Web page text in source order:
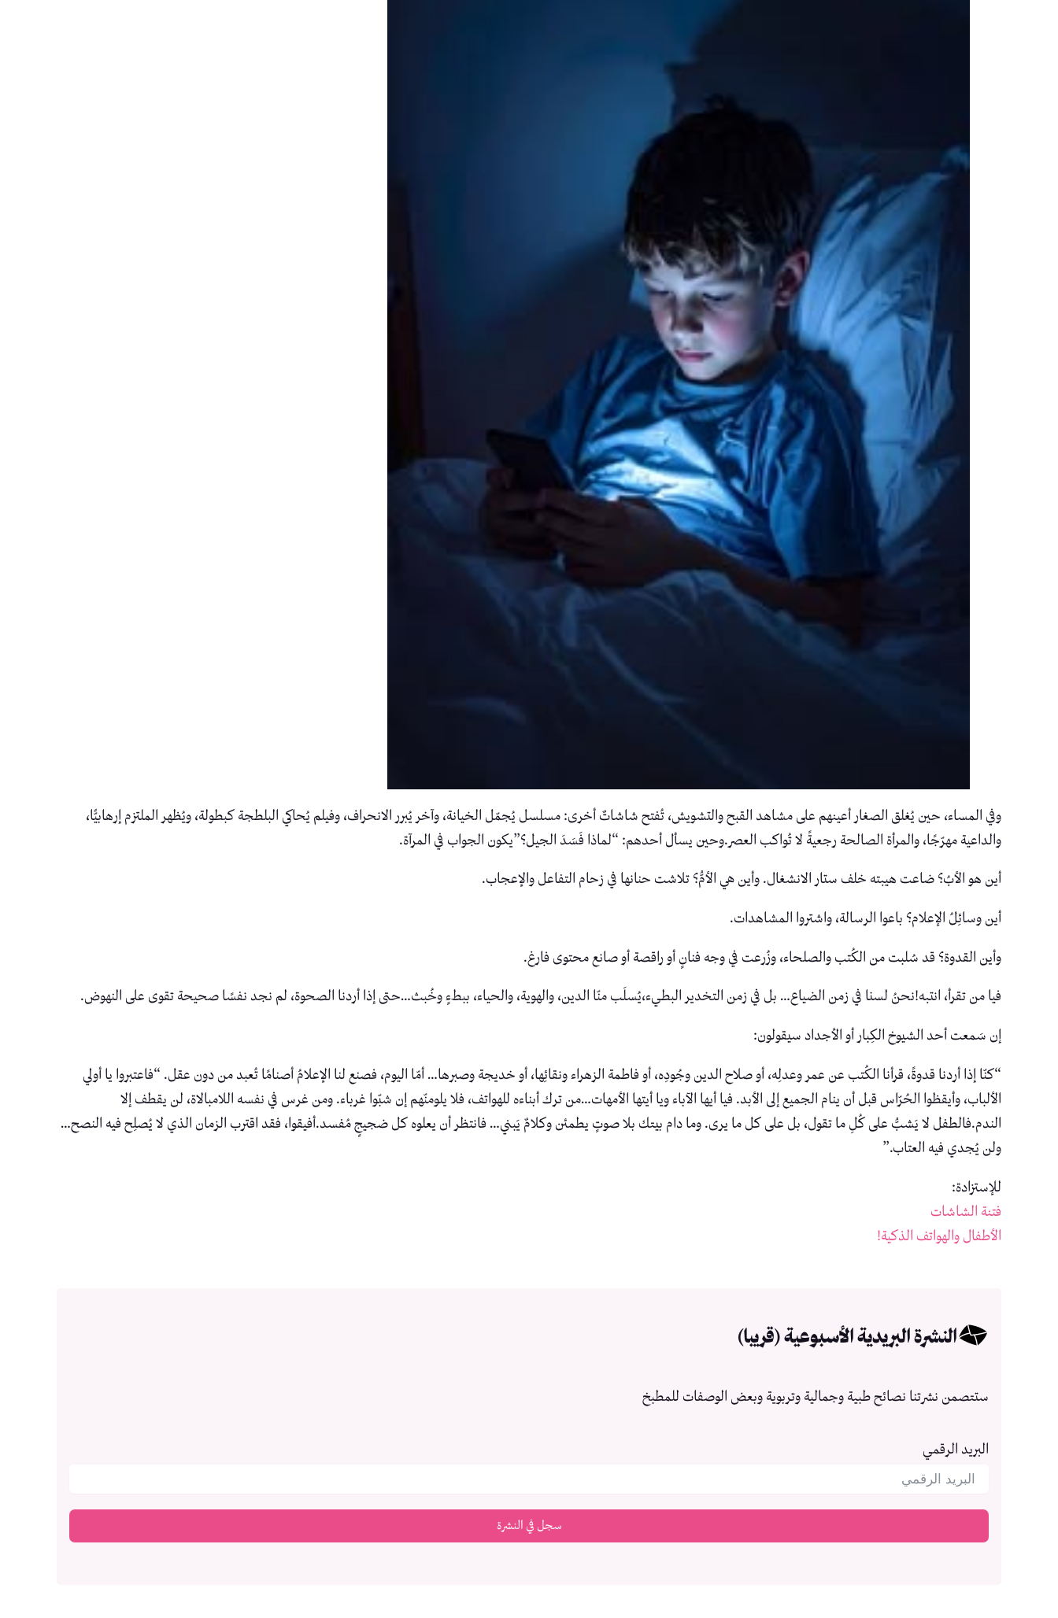
وفي المساء، حين يُغلق الصغار أعينهم على مشاهد القبح والتشويش، تُفتح شاشاتٌ أخرى: مسلسل يُجمّل الخيانة، وآخر يُبرر الانحراف، وفيلم يُحاكي البلطجة كبطولة، ويُظهر الملتزم إرهابيًّا،
والداعية مهرّجًا، والمرأة الصالحة رجعيةً لا تُواكب العصر.وحين يسأل أحدهم: “لماذا فَسَدَ الجيل؟”يكون الجواب في المرآة.
أين هو الأبُ؟ ضاعت هيبته خلف ستار الانشغال. وأين هي الأمُّ؟ تلاشت حنانها في زحام التفاعل والإعجاب.
أين وسائِلُ الإعلام؟ باعوا الرسالة، واشتروا المشاهدات.
وأين القدوة؟ قد سُلبت من الكُتب والصلحاء، وزُرعت في وجه فنانٍ أو راقصة أو صانع محتوى فارغ.
فيا من تقرأ، انتبه!نحنُ لسنا في زمن الضياع… بل في زمن التخدير البطيء،يُسلَب منّا الدين، والهوية، والحياء، ببطءٍ وخُبث…حتى إذا أردنا الصحوة، لم نجد نفسًا صحيحة تقوى على النهوض.
إن سَمعت أحد الشيوخ الكِبار أو الأجداد سيقولون:
“كنّا إذا أردنا قدوةً، قرأنا الكُتب عن عمر وعدلِه، أو صلاح الدين وجُودِه، أو فاطمة الزهراء ونقائِها، أو خديجة وصبرها… أمّا اليوم، فصنع لنا الإعلامُ أصنامًا تُعبد من دون عقل. “فاعتبروا يا أولي
الألباب، وأيقظوا الحُرّاس قبل أن ينام الجميع إلى الأبد. فيا أيها الآباء ويا أيتها الأمهات…من ترك أبناءه للهواتف، فلا يلومنّهم إن شبّوا غرباء. ومن غرس في نفسه اللامبالاة، لن يقطف إلا
الندم.فالطفل لا يَشبُّ على كُلِ ما تقول، بل على كل ما يرى. وما دام بيتك بلا صوتٍ يطمئن وكلامٌ يَبني… فانتظر أن يعلوه كل ضجيجٍ مُفسد.أفيقوا، فقد اقترب الزمان الذي لا يُصلِح فيه النصح…
ولن يُجدي فيه العتاب.”
للإستزادة:
فتنة الشاشات
الأطفال والهواتف الذكية!
النشرة البريدية الأسبوعية (قريبا)
ستتصمن نشرتنا نصائح طبية وجمالية وتربوية وبعض الوصفات للمطبخ
البريد الرقمي
سجل في النشرة